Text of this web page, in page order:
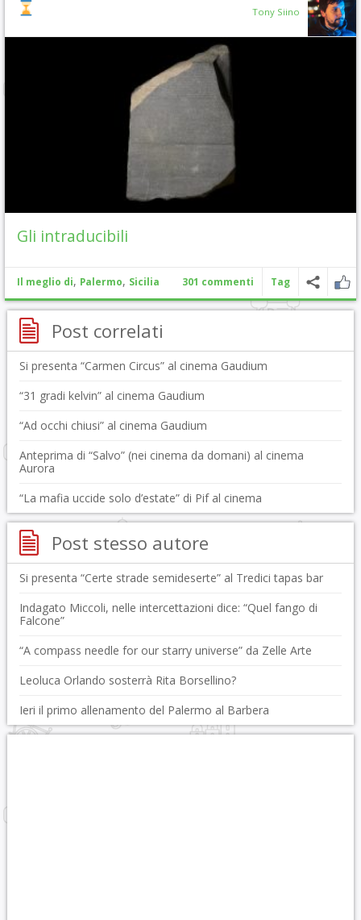
Tony Siino
Gli intraducibili
Il meglio di, Palermo, Sicilia 301 commenti Tag
Post correlati
Si presenta “Carmen Circus” al cinema Gaudium
“31 gradi kelvin” al cinema Gaudium
“Ad occhi chiusi” al cinema Gaudium
Anteprima di “Salvo” (nei cinema da domani) al cinema
Aurora
“La mafia uccide solo d’estate” di Pif al cinema
Post stesso autore
Si presenta “Certe strade semideserte” al Tredici tapas bar
Indagato Miccoli, nelle intercettazioni dice: “Quel fango di
Falcone”
“A compass needle for our starry universe” da Zelle Arte
Leoluca Orlando sosterrà Rita Borsellino?
Ieri il primo allenamento del Palermo al Barbera